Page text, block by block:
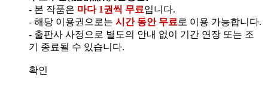
- 본 작품은 마다 1권씩 무료입니다.
- 해당 이용권으로는 시간 동안 무료 로 이용 가능합니다.
- 출판사 사정으로 별도의 안내 없이 기간 연장 또는 조
기 종료될 수 있습니다.
확인